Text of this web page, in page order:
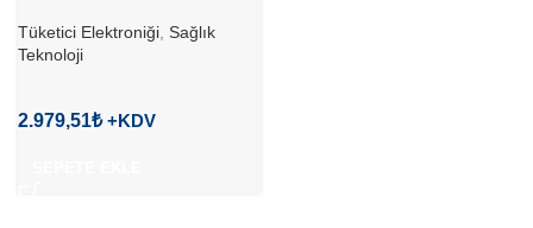
Tüketici Elektroniği, Sağlık
Teknoloji
2.979,51₺